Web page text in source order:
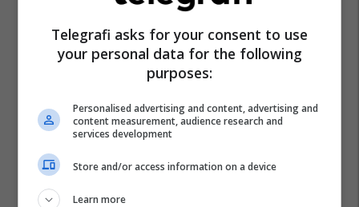
Telegrafi asks for your consent to use
your personal data for the following
purposes:
Personalised advertising and content, advertising and
content measurement, audience research and
services development
Store and/or access information on a device
Learn more